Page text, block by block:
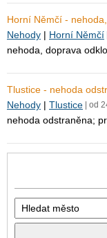
Horní Němčí -
Nehody | Horní Němčí
nehoda, doprava
Tlustice - nehoda
Nehody | Tlustice | od
nehoda odstraněna;